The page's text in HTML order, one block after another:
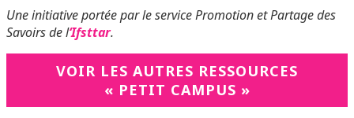
Une initiative portée par le service Promotion et Partage des
Savoirs de l‘Ifsttar.
VOIR LES AUTRES RESSOURCES
« PETIT CAMPUS »